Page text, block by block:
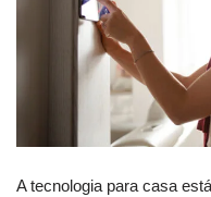
A tecnologia para casa